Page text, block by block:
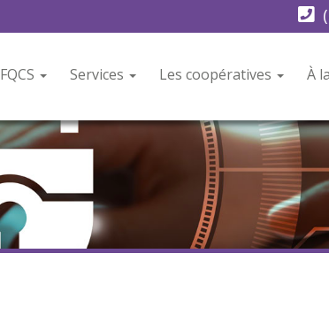
FQCS Services Les coopératives À